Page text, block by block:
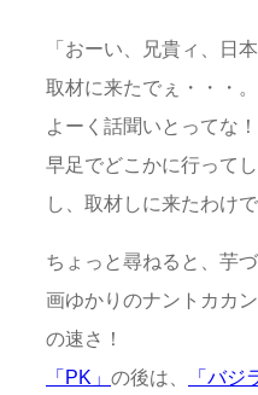
「おーい、兄貴ィ、日
取材に来たでぇ・・・
よーく話聞いとってな
早足でどこかに行って
し、取材しに来たわけ
ちょっと尋ねると、芋
画ゆかりのナントカカ
の速さ！
「PK」 の後は、
「バジ